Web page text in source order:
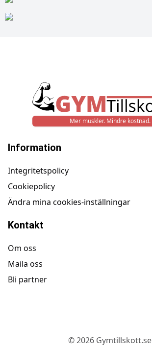
Mer muskler. Mindre kostnad.
Information
Integritetspolicy
Cookiepolicy
Ändra mina cookies-inställningar
Kontakt
Om oss
Maila oss
Bli partner
©2026 Gymtillskott.se